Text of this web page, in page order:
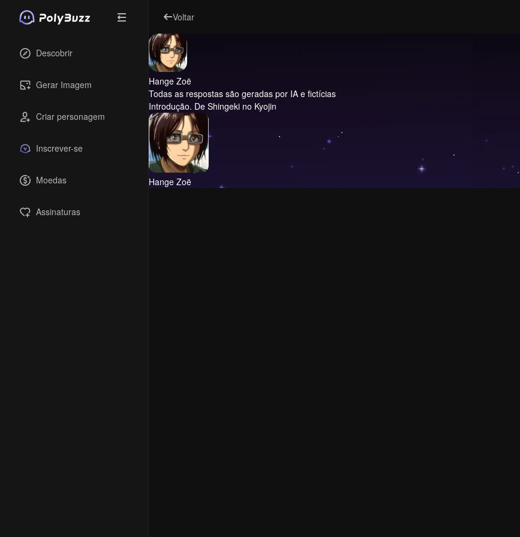
Descobrir
Gerar Imagem
Criar personagem
Inscrever-se
Moedas
Assinaturas
Voltar
Hange Zoë
Todas as respostas são geradas por IA e fictícias
Introdução. De Shingeki no Kyojin
Hange Zoë